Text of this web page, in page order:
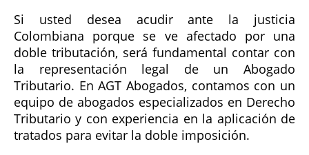
Si usted desea acudir ante la justicia
Colombiana porque se ve afectado por una
doble tributación, será fundamental contar con
la representación legal de un Abogado
Tributario. En AGT Abogados, contamos con un
equipo de abogados especializados en Derecho
Tributario y con experiencia en la aplicación de
tratados para evitar la doble imposición.